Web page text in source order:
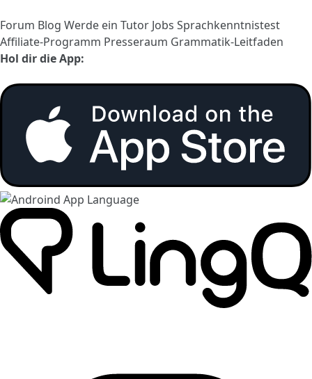
Forum Blog Werde ein Tutor Jobs Sprachkenntnistest
Affiliate-Programm Presseraum Grammatik-Leitfaden
Hol dir die App: